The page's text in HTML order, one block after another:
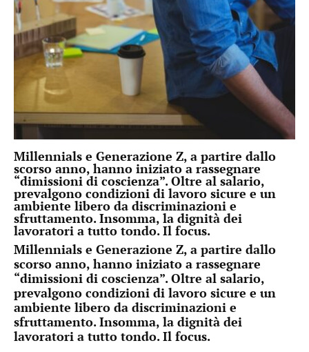
Millennials e Generazione Z, a partire dallo
scorso anno, hanno iniziato a rassegnare
“dimissioni di coscienza”. Oltre al salario,
prevalgono condizioni di lavoro sicure e un
ambiente libero da discriminazioni e
sfruttamento. Insomma, la dignità dei
lavoratori a tutto tondo. Il focus.
Millennials e Generazione Z, a partire dallo
scorso anno, hanno iniziato a rassegnare
“dimissioni di coscienza”. Oltre al salario,
prevalgono condizioni di lavoro sicure e un
ambiente libero da discriminazioni e
sfruttamento. Insomma, la dignità dei
lavoratori a tutto tondo. Il focus.